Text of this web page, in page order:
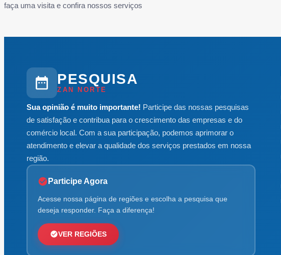
faça uma visita e confira nossos serviços
PESQUISA
ZAN NORTE
Sua opinião é muito importante! Participe das nossas pesquisas
de satisfação e contribua para o crescimento das empresas e do
comércio local. Com a sua participação, podemos aprimorar o
atendimento e elevar a qualidade dos serviços prestados em nossa
região.
Participe Agora
Acesse nossa página de regiões e escolha a pesquisa que
deseja responder. Faça a diferença!
VER REGIÕES